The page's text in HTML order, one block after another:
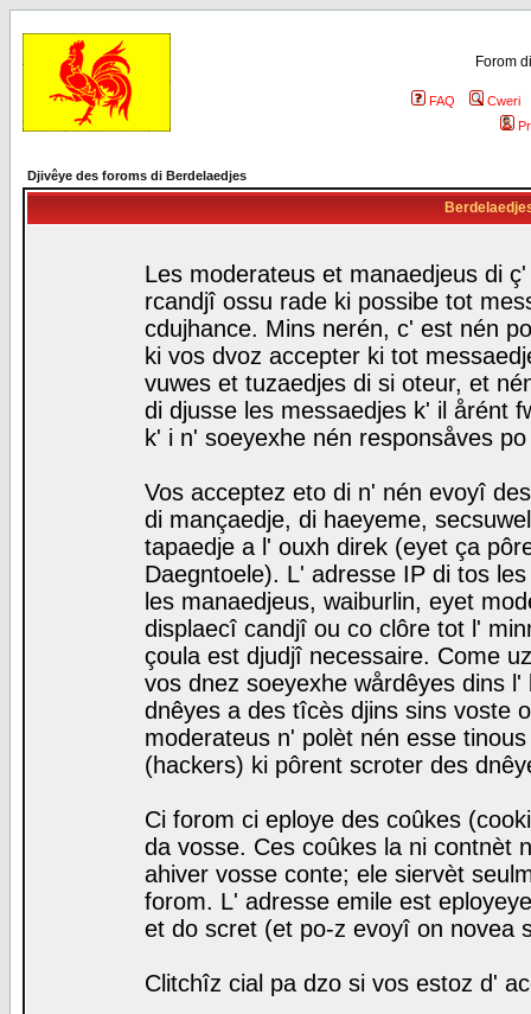
Forom
FAQ
Cweri
Djivêye des foroms di Berdelaedjes
Les moderateus et manaedjeus di
rcandjî ossu rade ki possibe tot
cdujhance. Mins nerén, c' est nén
ki vos dvoz accepter ki tot
vuwes et tuzaedjes di si oteur, et
di djusse les messaedjes k' il årént
k' i n' soeyexhe nén responsåves
Vos acceptez eto di n' nén evoyî
di mançaedje, di haeyeme,
tapaedje a l' ouxh direk (eyet ça
Daegntoele). L' adresse IP di tos
les manaedjeus, waiburlin, eyet
displaecî candjî ou co clôre tot l'
çoula est djudjî necessaire. Come
vos dnez soeyexhe wårdêyes dins
dnêyes a des tîcès djins sins voste
moderateus n' polèt nén esse
(hackers) ki pôrent scroter des
Ci forom ci eploye des coûkes
da vosse. Ces coûkes la ni contnèt
ahiver vosse conte; ele siervèt
forom. L' adresse emile est
et do scret (et po-z evoyî on novea
Clitchîz cial pa dzo si vos estoz d'